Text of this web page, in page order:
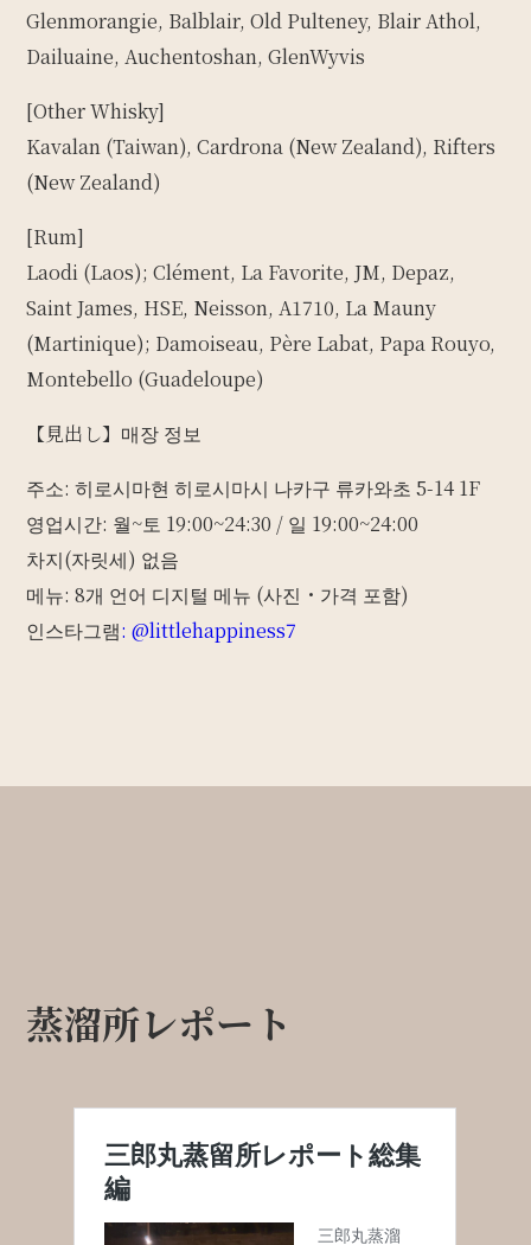
Glenmorangie, Balblair, Old Pulteney, Blair Athol,
Dailuaine, Auchentoshan, GlenWyvis
[Other Whisky]
Kavalan (Taiwan), Cardrona (New Zealand), Rifters
(New Zealand)
[Rum]
Laodi (Laos); Clément, La Favorite, JM, Depaz,
Saint James, HSE, Neisson, A1710, La Mauny
(Martinique); Damoiseau, Père Labat, Papa Rouyo,
Montebello (Guadeloupe)
【見出し】매장 정보
주소: 히로시마현 히로시마시 나카구 류카와초 5-14 1F
영업시간: 월~토 19:00~24:30 / 일 19:00~24:00
차지(자릿세) 없음
메뉴: 8개 언어 디지털 메뉴 (사진・가격 포함)
인스타그램: @littlehappiness7
蒸溜所レポート